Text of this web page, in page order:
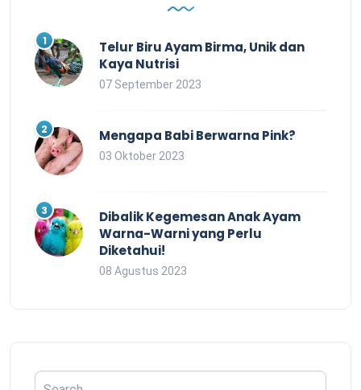
Telur Biru Ayam Birma, Unik dan
Kaya Nutrisi
07 September 2023
Mengapa Babi Berwarna Pink?
03 Oktober 2023
Dibalik Kegemesan Anak Ayam
Warna-Warni yang Perlu
Diketahui!
08 Agustus 2023